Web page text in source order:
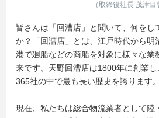
（取締役社長 茂津目
皆さんは「回漕店」と聞いて、何をし
か？「回漕店」とは、江戸時代から明
港で廻船などの商船を対象に様々な業
来です。天野回漕店は1800年に創業
365社の中で最も長い歴史を誇ります。
現在、私たちは総合物流業者として陸